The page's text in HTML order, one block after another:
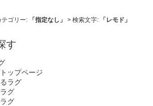
テゴリー: 「指定なし」 > 検索文字: 「レモド」
す
ップページ
ラグ
グ
グ